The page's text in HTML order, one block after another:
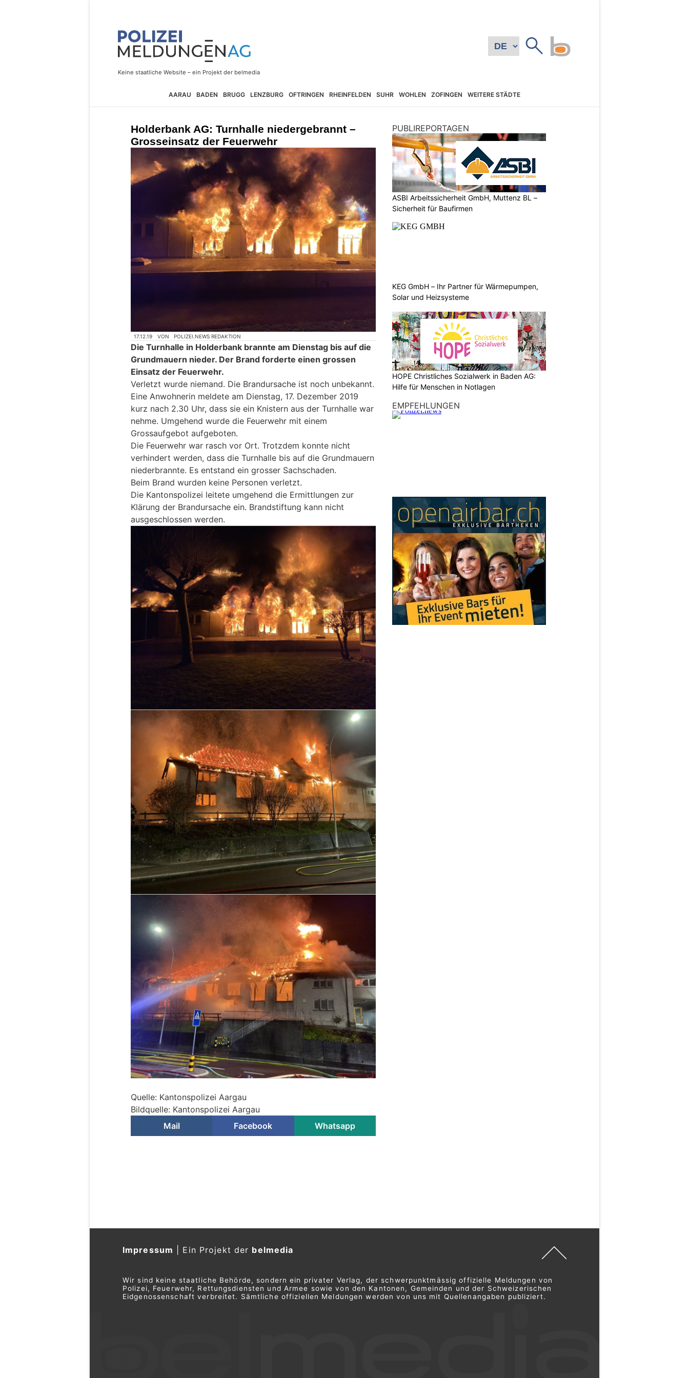
AARAU BADEN BRUGG LENZBURG OFTRINGEN RHEINFELDEN SUHR WOHLEN ZOFINGEN WEITERE STÄDTE
Holderbank AG: Turnhalle niedergebrannt –
Grosseinsatz der Feuerwehr
17.12.19 VON POLIZEI.NEWS REDAKTION
Die Turnhalle in Holderbank brannte am Dienstag bis auf die
Grundmauern nieder. Der Brand forderte einen grossen
Einsatz der Feuerwehr.
Verletzt wurde niemand. Die Brandursache ist noch unbekannt.
Eine Anwohnerin meldete am Dienstag, 17. Dezember 2019
kurz nach 2.30 Uhr, dass sie ein Knistern aus der Turnhalle war
nehme. Umgehend wurde die Feuerwehr mit einem
Grossaufgebot aufgeboten.
Die Feuerwehr war rasch vor Ort. Trotzdem konnte nicht
verhindert werden, dass die Turnhalle bis auf die Grundmauern
niederbrannte. Es entstand ein grosser Sachschaden.
Beim Brand wurden keine Personen verletzt.
Die Kantonspolizei leitete umgehend die Ermittlungen zur
Klärung der Brandursache ein. Brandstiftung kann nicht
ausgeschlossen werden.
Quelle: Kantonspolizei Aargau
Bildquelle: Kantonspolizei Aargau
Mail
Facebook Whatsapp
PUBLIREPORTAGEN
ASBI Arbeitssicherheit GmbH, Muttenz BL –
Sicherheit für Baufirmen
KEG GmbH – Ihr Partner für Wärmepumpen,
Solar und Heizsysteme
HOPE Christliches Sozialwerk in Baden AG:
Hilfe für Menschen in Notlagen
EMPFEHLUNGEN
Impressum Ein Projekt der belmedia
Wir sind keine staatliche Behörde, sondern ein privater Verlag, der schwerpunktmässig offizielle Meldungen von
Polizei, Feuerwehr, Rettungsdiensten und Armee sowie von den Kantonen, Gemeinden und der Schweizerischen
Eidgenossenschaft verbreitet. Sämtliche offiziellen Meldungen werden von uns mit Quellenangaben publiziert.